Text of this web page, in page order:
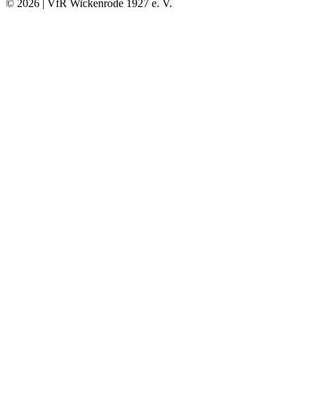
© 2026 | VfR Wickenrode 1927 e. V.